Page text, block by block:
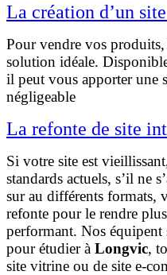
La création d’un
Pour vendre vos produits,
solution idéale.
il peut vous apporter une
négligeable
La refonte de site
Si votre site est
standards actuels, s’il ne
sur au différents formats,
refonte pour le rendre
performant. Nos
pour étudier à Longvic,
site vitrine ou de site e-